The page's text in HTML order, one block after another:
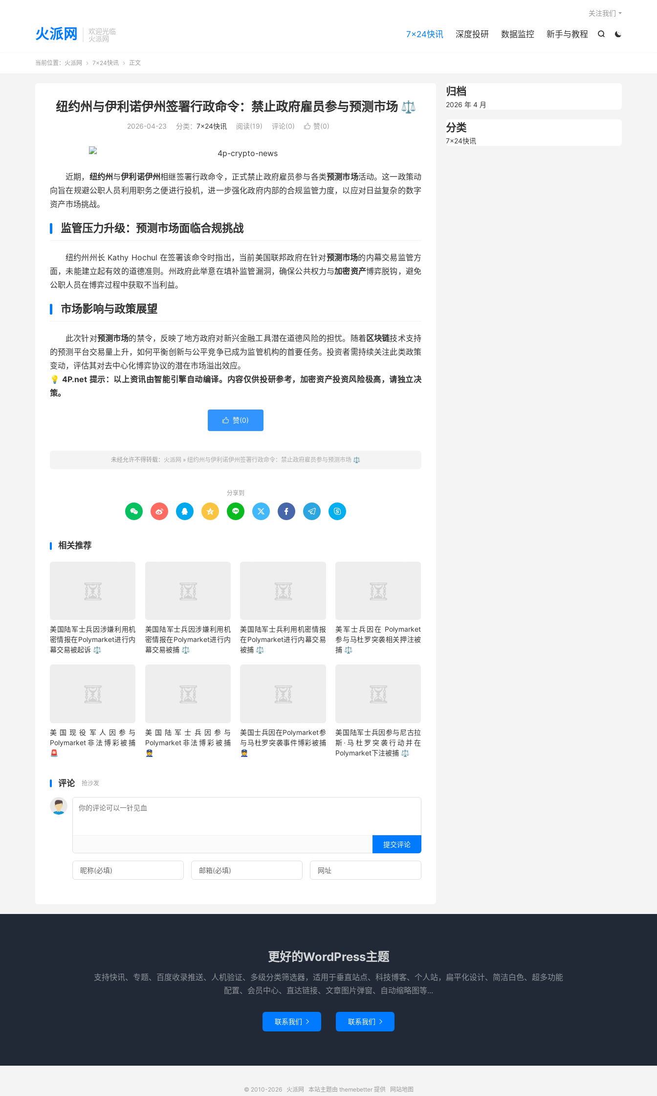
火派网
欢迎光临
火派网


7×24快讯 深度投研 数据监控 新手与教程
关注我们
当前位置： 火派网  7×24快讯  正文
纽约州与伊利诺伊州签署行政命令：禁止政府雇员参与预测市场 ⚖️
2026-04-23 分类： 7×24快讯 阅读(19) 评论(0)  赞(0)
近期， 纽约州与伊利诺伊州相继签署行政命令，正式禁止政府雇员参与各类预测市场活动。这一政策动
向旨在规避公职人员利用职务之便进行投机，进一步强化政府内部的合规监管力度，以应对日益复杂的数字
资产市场挑战。
监管压力升级：预测市场面临合规挑战
纽约州州长 Kathy Hochul 在签署该命令时指出，当前美国联邦政府在针对预测市场的内幕交易监管方
面，未能建立起有效的道德准则。州政府此举意在填补监管漏洞，确保公共权力与加密资产博弈脱钩，避免
公职人员在博弈过程中获取不当利益。
市场影响与政策展望
此次针对预测市场的禁令，反映了地方政府对新兴金融工具潜在道德风险的担忧。随着 区块链技术支持
的预测平台交易量上升，如何平衡创新与公平竞争已成为监管机构的首要任务。投资者需持续关注此类政策
变动，评估其对去中心化博弈协议的潜在市场溢出效应。
💡 4P.net 提示：以上资讯由智能引擎自动编译。内容仅供投研参考，加密资产投资风险极高，请独立决
策。
 赞(0)
未经允许不得转载： 火派网 » 纽约州与伊利诺伊州签署行政命令：禁止政府雇员参与预测市场 ⚖️
分享到
        
相关推荐
美国陆军士兵因涉嫌利用机
密情报在Polymarket进行内
幕交易被起诉 ⚖️
美国陆军士兵因涉嫌利用机
密情报在Polymarket进行内
幕交易被捕 ⚖️
美国陆军士兵利用机密情报
在Polymarket进行内幕交易
被捕 ⚖️
美军士兵因在 Polymarket
参与马杜罗突袭相关押注被
捕 ⚖️
美国现役军人因参与
Polymarket非法博彩被捕
🚨
美国陆军士兵因参与
Polymarket非法博彩被捕
👮
美国士兵因在Polymarket参
与马杜罗突袭事件博彩被捕
👮
美国陆军士兵因参与尼古拉
斯·马杜罗突袭行动并在
Polymarket下注被捕 ⚖️
评论 抢沙发
提交评论
归档
2026 年 4 月
分类
7×24快讯
更好的WordPress主题
支持快讯、专题、百度收录推送、人机验证、多级分类筛选器，适用于垂直站点、科技博客、个人站，扁平化设计、简洁白色、超多功能
配置、会员中心、直达链接、文章图片弹窗、自动缩略图等...
联系我们  联系我们 
© 2010-2026 火派网 本站主题由 themebetter提供 网站地图